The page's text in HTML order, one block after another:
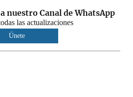
nuestro Canal de WhatsApp
las actualizaciones
Únete